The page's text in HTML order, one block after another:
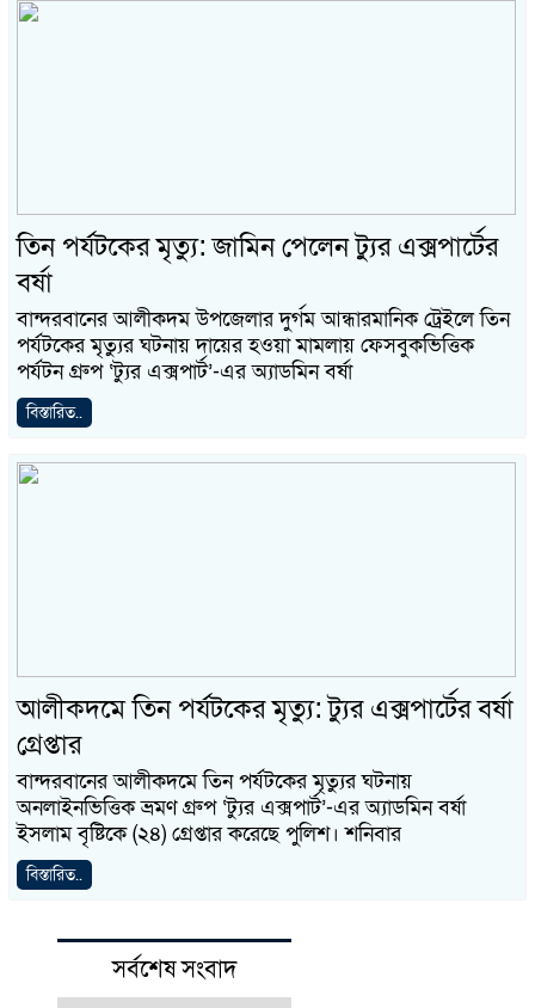
তিন পর্যটকের মৃত্যু: জামিন পেলেন ট্যুর এক্সপার্টের
বর্ষা
বান্দরবানের আলীকদম উপজেলার দুর্গম আন্ধারমানিক ট্রেইলে তিন
পর্যটকের মৃত্যুর ঘটনায় দায়ের হওয়া মামলায় ফেসবুকভিত্তিক
পর্যটন গ্রুপ ‘ট্যুর এক্সপার্ট’-এর অ্যাডমিন বর্ষা
বিস্তারিত..
আলীকদমে তিন পর্যটকের মৃত্যু: ট্যুর এক্সপার্টের বর্ষা
গ্রেপ্তার
বান্দরবানের আলীকদমে তিন পর্যটকের মৃত্যুর ঘটনায়
অনলাইনভিত্তিক ভ্রমণ গ্রুপ ‘ট্যুর এক্সপার্ট’-এর অ্যাডমিন বর্ষা
ইসলাম বৃষ্টিকে (২৪) গ্রেপ্তার করেছে পুলিশ। শনিবার
বিস্তারিত..
সর্বশেষ সংবাদ